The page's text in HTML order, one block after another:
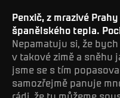
Penxič, z mrazivé
španělského tepla.
Nepamatuju si, že
v takové zimě a sněhu
jsme se s tím
samozřejmě panuje